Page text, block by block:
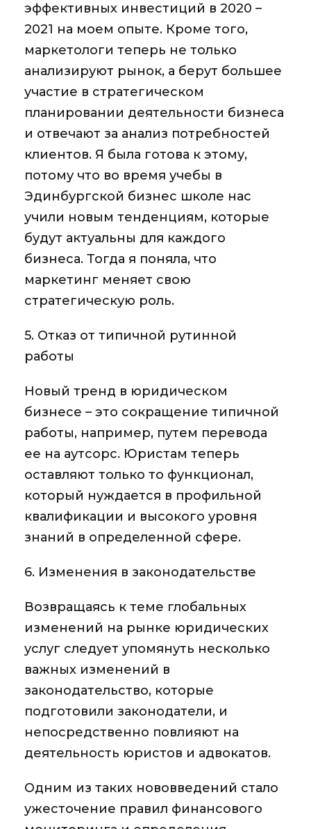
эффективных инвестиций в 2020 –
2021 на моем опыте. Кроме того,
маркетологи теперь не только
анализируют рынок, а берут большее
участие в стратегическом
планировании деятельности бизнеса
и отвечают за анализ потребностей
клиентов. Я была готова к этому,
потому что во время учебы в
Эдинбургской бизнес школе нас
учили новым тенденциям, которые
будут актуальны для каждого
бизнеса. Тогда я поняла, что
маркетинг меняет свою
стратегическую роль.
5. Отказ от типичной рутинной
работы
Новый тренд в юридическом
бизнесе – это сокращение типичной
работы, например, путем перевода
ее на аутсорс. Юристам теперь
оставляют только то функционал,
который нуждается в профильной
квалификации и высокого уровня
знаний в определенной сфере.
6. Изменения в законодательстве
Возвращаясь к теме глобальных
изменений на рынке юридических
услуг следует упомянуть несколько
важных изменений в
законодательство, которые
подготовили законодатели, и
непосредственно повлияют на
деятельность юристов и адвокатов.
Одним из таких нововведений стало
ужесточение правил финансового